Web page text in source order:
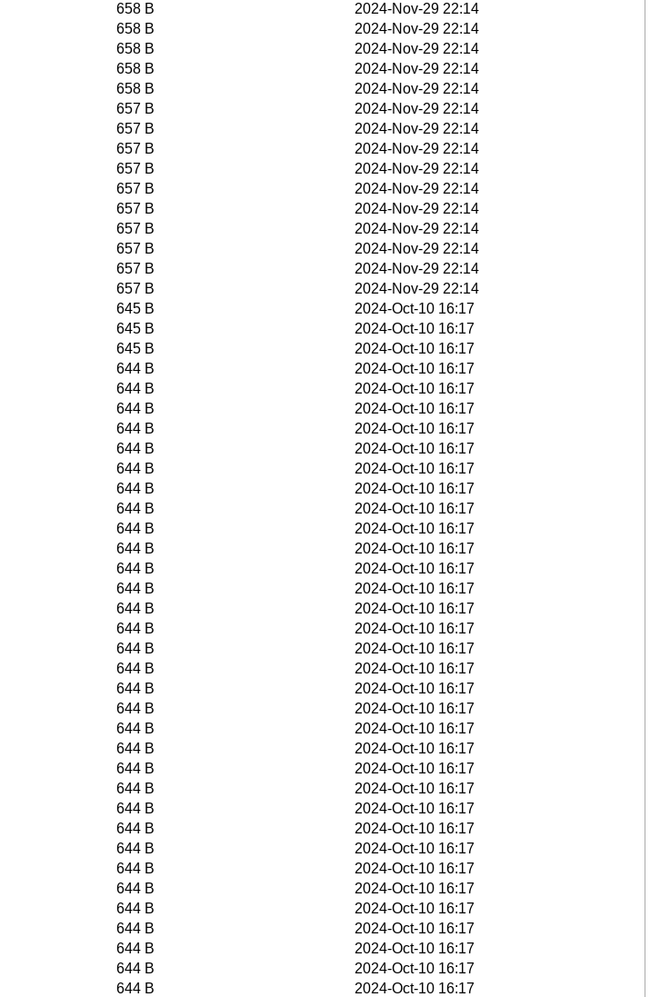
658 B
2024-Nov-29 22:14
658 B
2024-Nov-29 22:14
658 B
2024-Nov-29 22:14
658 B
2024-Nov-29 22:14
658 B
2024-Nov-29 22:14
657 B
2024-Nov-29 22:14
657 B
2024-Nov-29 22:14
657 B
2024-Nov-29 22:14
657 B
2024-Nov-29 22:14
657 B
2024-Nov-29 22:14
657 B
2024-Nov-29 22:14
657 B
2024-Nov-29 22:14
657 B
2024-Nov-29 22:14
657 B
2024-Nov-29 22:14
657 B
2024-Nov-29 22:14
645 B
2024-Oct-10 16:17
645 B
2024-Oct-10 16:17
645 B
2024-Oct-10 16:17
644 B
2024-Oct-10 16:17
644 B
2024-Oct-10 16:17
644 B
2024-Oct-10 16:17
644 B
2024-Oct-10 16:17
644 B
2024-Oct-10 16:17
644 B
2024-Oct-10 16:17
644 B
2024-Oct-10 16:17
644 B
2024-Oct-10 16:17
644 B
2024-Oct-10 16:17
644 B
2024-Oct-10 16:17
644 B
2024-Oct-10 16:17
644 B
2024-Oct-10 16:17
644 B
2024-Oct-10 16:17
644 B
2024-Oct-10 16:17
644 B
2024-Oct-10 16:17
644 B
2024-Oct-10 16:17
644 B
2024-Oct-10 16:17
644 B
2024-Oct-10 16:17
644 B
2024-Oct-10 16:17
644 B
2024-Oct-10 16:17
644 B
2024-Oct-10 16:17
644 B
2024-Oct-10 16:17
644 B
2024-Oct-10 16:17
644 B
2024-Oct-10 16:17
644 B
2024-Oct-10 16:17
644 B
2024-Oct-10 16:17
644 B
2024-Oct-10 16:17
644 B
2024-Oct-10 16:17
644 B
2024-Oct-10 16:17
644 B
2024-Oct-10 16:17
644 B
2024-Oct-10 16:17
644 B
2024-Oct-10 16:17